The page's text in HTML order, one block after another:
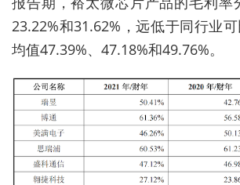
23.22%和31.62%，远低于同行业
均值47.39%、47.18%和49.76%。